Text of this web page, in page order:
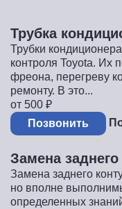
Трубка
Трубки
контроля Toyota. Их
фреона, перегреву
ремонту. В это...
от 500 ₽
Позвонить
Замена
Замена заднего
но вполне
определенных